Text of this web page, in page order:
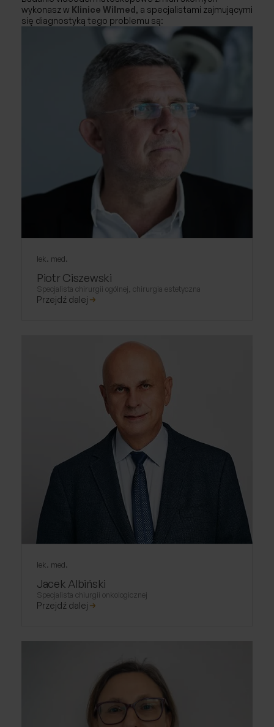
wykonasz w Klinice Wilmed, a specjalistami zajmującymi
się diagnostyką tego problemu są:
lek. med.
Piotr Ciszewski
Specjalista chirurgii ogólnej, chirurgia estetyczna
Przejdź dalej
lek. med.
Jacek Albiński
Specjalista chiurgii onkologicznej
Przejdź dalej